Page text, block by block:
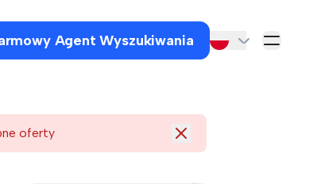
Agent Wyszukiwania
oferty